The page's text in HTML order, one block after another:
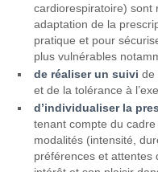
cardiorespiratoire) sont
adaptation de la
pratique et pour
plus vulnérables
de réaliser un suivi de
et de la tolérance à
d’individualiser la
tenant compte du
modalités (intensité,
préférences et attentes